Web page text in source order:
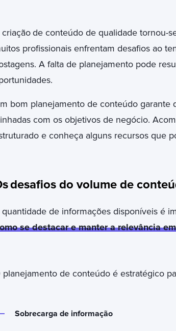
de conteúdo de qualidade tornou-
profissionais enfrentam desafios ao
A falta de planejamento pode
bom planejamento de conteúdo garante
com os objetivos de negócio.
e conheça alguns recursos que
desafios do volume de
de informações disponíveis é
se destacar e manter a relevância
planejamento de conteúdo é estratégico
Sobrecarga de informação